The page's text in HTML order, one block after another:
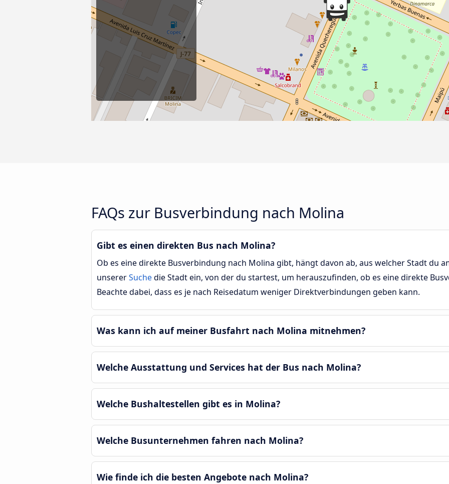
FAQs zur Busverbindung nach Molina
Gibt es einen direkten Bus nach Molina?
Ob es eine direkte Busverbindung nach Molina gibt, hängt davon ab, aus welcher Stadt du
unsererSuchedie Stadt ein, von der du startest, um herauszufinden, ob es eine direkte
Beachte dabei, dass es je nach Reisedatum weniger Direktverbindungen geben kann.
Was kann ich auf meiner Busfahrt nach Molina mitnehmen?
Welche Ausstattung und Services hat der Bus nach Molina?
Welche Bushaltestellen gibt es in Molina?
Welche Busunternehmen fahren nach Molina?
Wie finde ich die besten Angebote nach Molina?